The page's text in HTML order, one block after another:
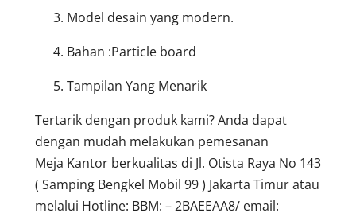
Model desain yang modern.
Bahan :Particle board
Tampilan Yang Menarik
Tertarik dengan produk kami? Anda dapat
dengan mudah melakukan pemesanan
Meja Kantor berkualitas di Jl. Otista Raya No 143
( Samping Bengkel Mobil 99 ) Jakarta Timur atau
melalui Hotline: BBM: – 2BAEEAA8/ email: